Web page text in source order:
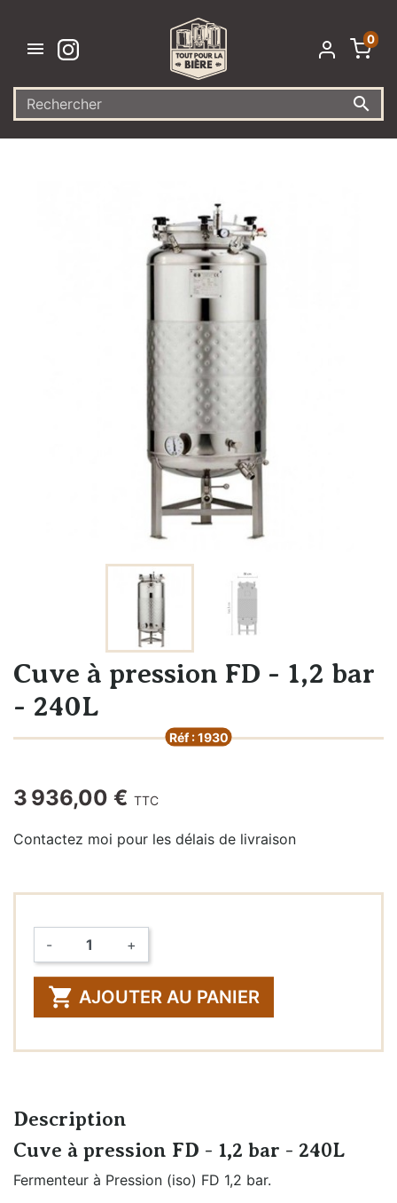


0
Cuve à pression FD - 1,2 bar
- 240L
Réf : 1930
3 936,00 € TTC
Contactez moi pour les délais de livraison
Quantité
- +
 AJOUTER AU PANIER
Description
Cuve à pression FD - 1,2 bar - 240L
Fermenteur à Pression (iso) FD 1,2 bar.